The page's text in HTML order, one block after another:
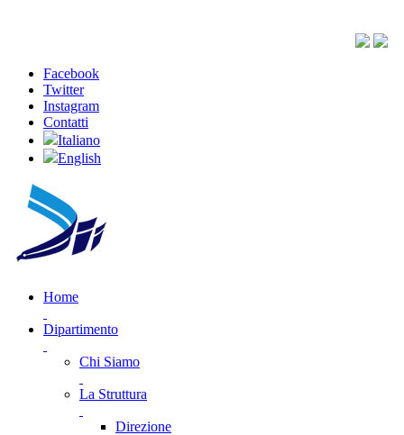
Facebook
Twitter
Instagram
Contatti
Italiano
English
Home
Dipartimento
Chi Siamo
La Struttura
Direzione